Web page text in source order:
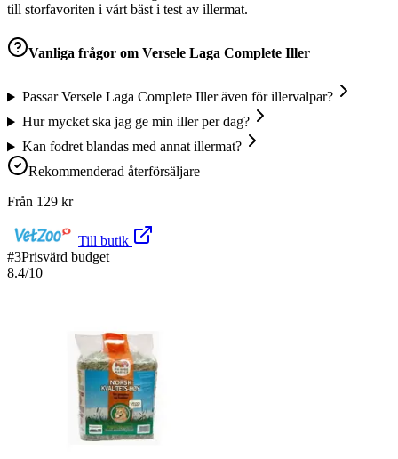
till storfavoriten i vårt bäst i test av illermat.
Vanliga frågor om Versele Laga Complete Iller
Passar Versele Laga Complete Iller även för illervalpar?
Hur mycket ska jag ge min iller per dag?
Kan fodret blandas med annat illermat?
Rekommenderad återförsäljare
Från 129 kr
Till butik
#3Prisvärd budget
8.4/10